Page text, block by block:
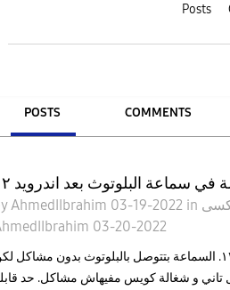
Posts
POSTS COMMENTS
في سماعة البلوتوث بعد اندرويد ١٢
AhmedIIbrahim 03-19-2022 in
03-20-2022
سماعات البلوتوث بتاعتي مبقتش شغالة بعد تحديث اندرويد ١٢. السماعة بتتوصل بالبلوتوث بدون مشاكل
و شغالة كويس مفيهاش مشاكل. حد